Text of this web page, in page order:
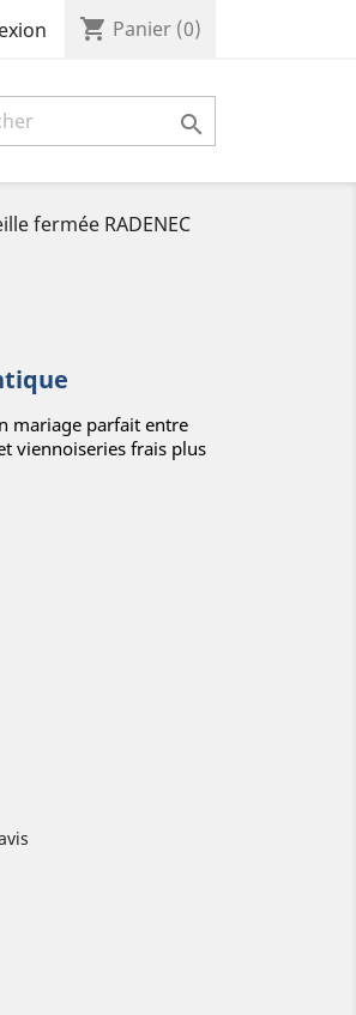
shopping_cart Panier (0)

fermée RADENEC
mariage parfait entre
viennoiseries frais plus